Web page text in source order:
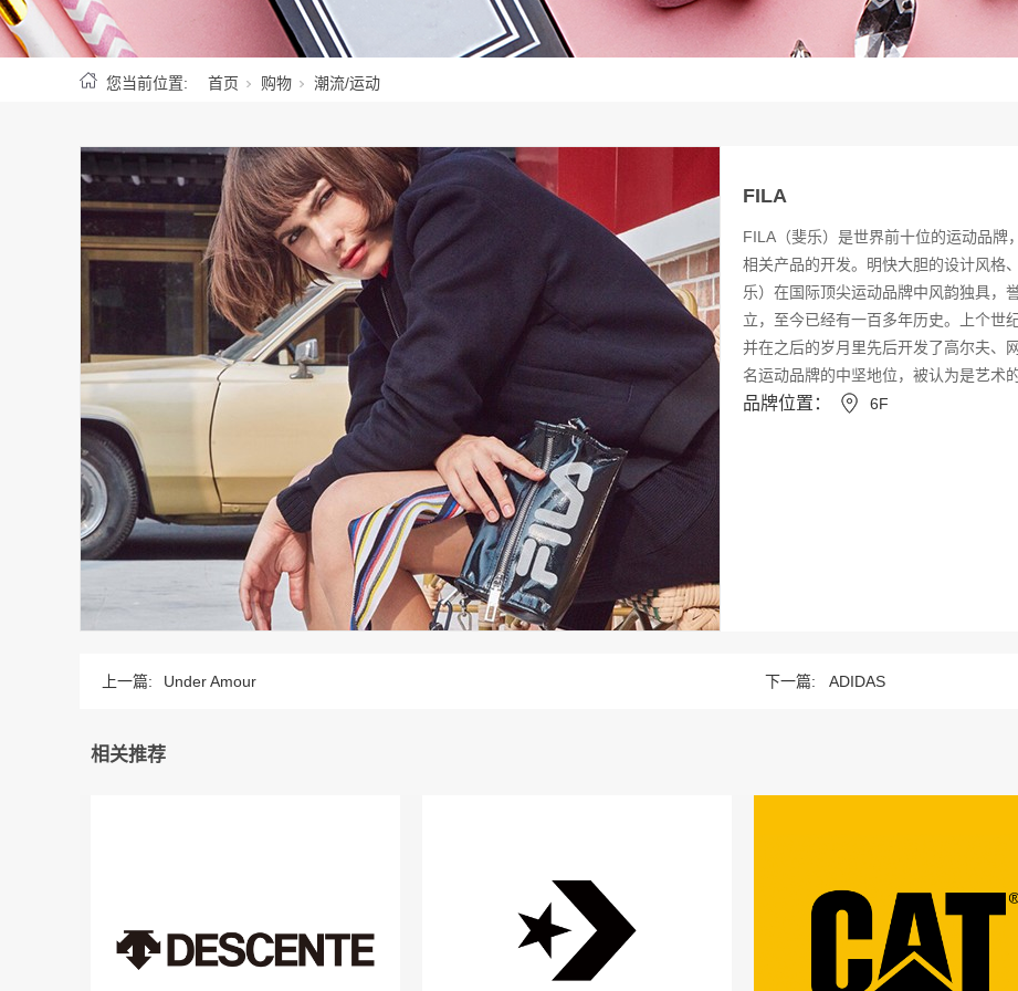
您当前位置: 首页 购物 潮流/运动
FILA
FILA（斐乐）是世界前十位的运动品牌
相关产品的开发。明快大胆的设计风格
乐）在国际顶尖运动品牌中风韵独具，
立，至今已经有一百多年历史。上个世
并在之后的岁月里先后开发了高尔夫、
名运动品牌的中坚地位，被认为是艺术
品牌位置： 6F
上一篇: Under Amour 下一篇: ADIDAS
相关推荐